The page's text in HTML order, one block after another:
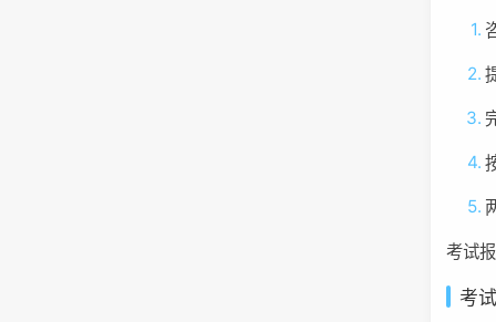
考试
考